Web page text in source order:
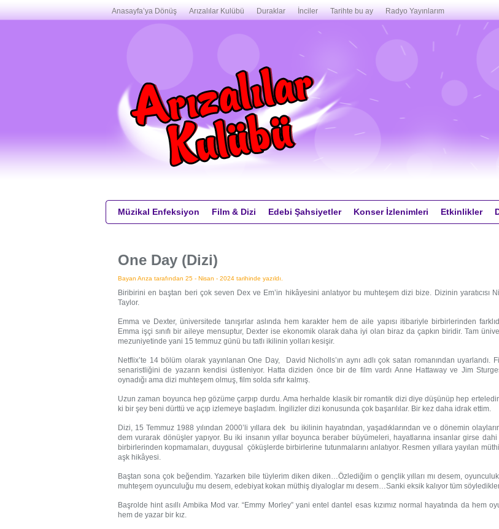
Anasayfa’ya Dönüş Arızalılar Kulübü Duraklar İnciler Tarihte bu ay Radyo Yayınlarım
Müzikal Enfeksiyon Film & Dizi Edebi Şahsiyetler Konser İzlenimleri Etkinlikler
One Day (Dizi)
Bayan Arıza tarafından 25 - Nisan - 2024 tarihinde yazıldı.
Biribirini en baştan beri çok seven Dex ve Em’in hikâyesini anlatıyor bu muhteşem dizi bize. Dizinin yaratıcısı
Taylor.
Emma ve Dexter, üniversitede tanışırlar aslında hem karakter hem de aile yapısı itibariyle birbirlerinden
Emma işçi sınıfı bir aileye mensuptur, Dexter ise ekonomik olarak daha iyi olan biraz da çapkın biridir. Tam
mezuniyetinde yani 15 temmuz günü bu tatlı ikilinin yolları kesişir.
Netflix’te 14 bölüm olarak yayınlanan One Day, David Nicholls’ın aynı adlı çok satan romanından uyarlandı.
senaristliğini de yazarın kendisi üstleniyor. Hatta diziden önce bir de film vardı Anne Hattaway ve Jim
oynadığı ama dizi muhteşem olmuş, film solda sıfır kalmış.
Uzun zaman boyunca hep gözüme çarpıp durdu. Ama herhalde klasik bir romantik dizi diye düşünüp hep
ki bir şey beni dürttü ve açıp izlemeye başladım. İngilizler dizi konusunda çok başarılılar. Bir kez daha idrak ettim.
Dizi, 15 Temmuz 1988 yılından 2000’li yıllara dek bu ikilinin hayatından, yaşadıklarından ve o dönemin
dem vurarak dönüşler yapıyor. Bu iki insanın yıllar boyunca beraber büyümeleri, hayatlarına insanlar girse
birbirlerinden kopmamaları, duygusal çöküşlerde birbirlerine tutunmalarını anlatıyor. Resmen yıllara yayılan
aşk hikâyesi.
Baştan sona çok beğendim. Yazarken bile tüylerim diken diken…Özlediğim o gençlik yılları mı desem,
muhteşem oyunculuğu mu desem, edebiyat kokan müthiş diyaloglar mı desem…Sanki eksik kalıyor tüm
Başrolde hint asıllı Ambika Mod var. “Emmy Morley” yani entel dantel esas kızımız normal hayatında da hem
hem de yazar bir kız.